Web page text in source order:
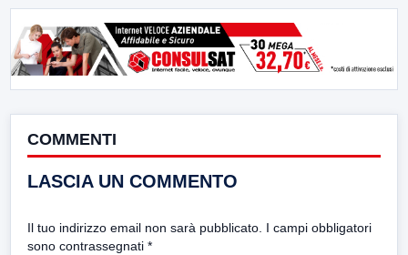
COMMENTI
LASCIA UN COMMENTO
Il tuo indirizzo email non sarà pubblicato. I campi obbligatori
sono contrassegnati *